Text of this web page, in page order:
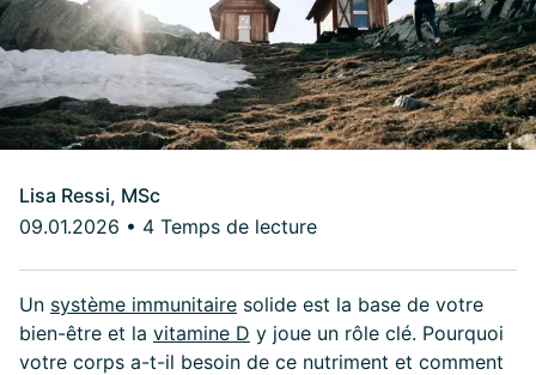
Lisa Ressi, MSc
09.01.2026 • 4 Temps de lecture
Un système immunitaire solide est la base de votre
bien-être et la vitamine D y joue un rôle clé. Pourquoi
votre corps a-t-il besoin de ce nutriment et comment